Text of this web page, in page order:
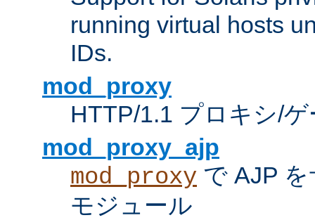
running virtual hosts
IDs.
mod_proxy
HTTP/1.1 プロキシ/
mod_proxy_ajp
mod_proxy で AJP
モジュール